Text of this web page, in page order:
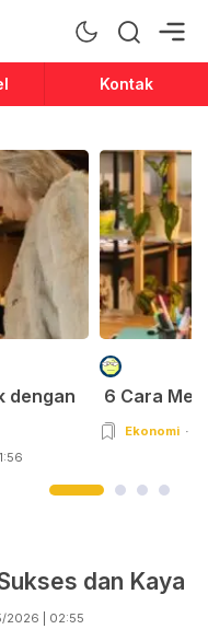
Kontak
dengan
6 Cara
Ekonomi
dan Kaya
2026 | 02:55